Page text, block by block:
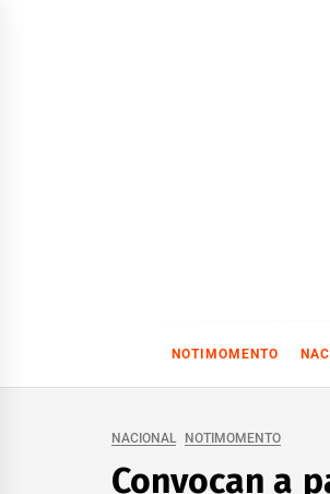
NOTIMOMENTO
NACIONAL NOTIMOMENTO
Convocan a